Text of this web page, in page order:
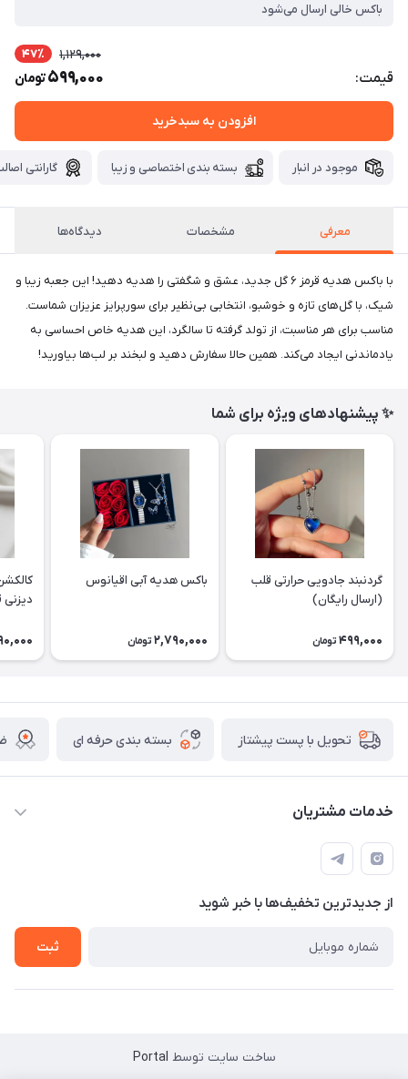
باکس خالی ارسال می‌شود
قیمت:
1,129,000 47٪
599,000تومان
افزودن به سبدخرید
موجود در انبار بسته بندی اختصاصی و زیبا گارانتی
معرفی مشخصات دیدگاه‌ها
با باکس هدیه قرمز ۶ گل جدید، عشق و شگفتی را هدیه دهید! این جعبه زیبا و
شیک، با گل‌های تازه و خوشبو، انتخابی بی‌نظیر برای سورپرایز عزیزان شماست.
مناسب برای هر مناسبت، از تولد گرفته تا سالگرد، این هدیه خاص احساسی به
یادماندنی ایجاد می‌کند. همین حالا سفارش دهید و لبخند بر لب‌ها بیاورید!
✨ پیشنهادهای ویژه برای شما
گردنبند جادویی حرارتی قلب
(ارسال رایگان)
499,000 تومان
باکس هدیه آبی اقیانوس
2,790,000 تومان
دیزنی
تحویل با پست پیشتاز بسته بندی حرفه ای
خدمات مشتریان
قوانین
تماس با ما
سوالات متداول و پر تکرار
آموزش خرید و پیگیری سفارش
از جدید‌ترین تخفیف‌ها با‌ خبر شوید
ثبت
ساخت سایت توسط Portal